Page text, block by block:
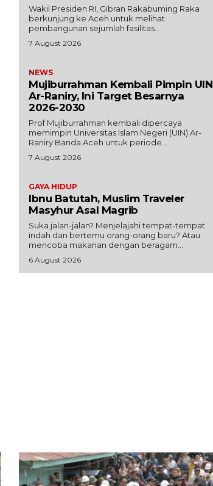
Wakil Presiden RI, Gibran Rakabuming Raka
berkunjung ke Aceh untuk melihat
pembangunan sejumlah fasilitas...
7 August 2026
NEWS
Mujiburrahman Kembali Pimpin UIN
Ar-Raniry, Ini Target Besarnya
2026-2030
Prof Mujiburrahman kembali dipercaya
memimpin Universitas Islam Negeri (UIN) Ar-
Raniry Banda Aceh untuk periode...
7 August 2026
GAYA HIDUP
Ibnu Batutah, Muslim Traveler
Masyhur Asal Magrib
Suka jalan-jalan? Menjelajahi tempat-tempat
indah dan bertemu orang-orang baru? Atau
mencoba makanan dengan beragam...
6 August 2026